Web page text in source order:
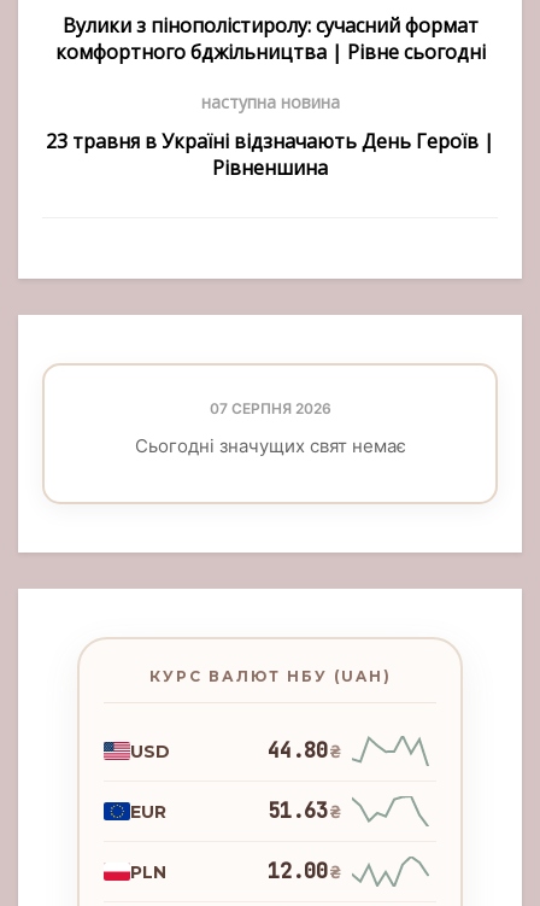
Вулики з пінополістиролу: сучасний формат
комфортного бджільництва | Рівне сьогодні
наступна новина
23 травня в Україні відзначають День Героїв |
Рівненшина
07 СЕРПНЯ 2026
Сьогодні значущих свят немає
КУРС ВАЛЮТ НБУ (UAH)
USD 44.80₴
EUR 51.63₴
PLN 12.00₴